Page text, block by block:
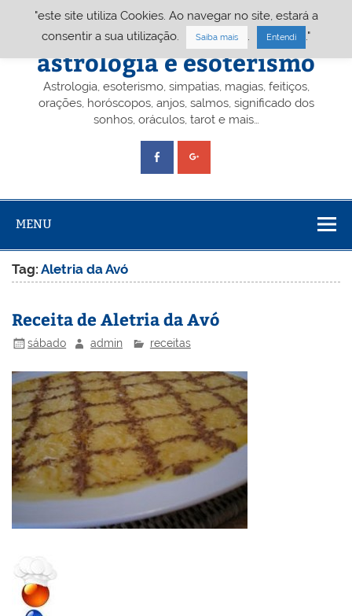
Portal A&E – Portal
astrologia e esoterismo
Astrologia, esoterismo, simpatias, magias, feitiços,
orações, horóscopos, anjos, salmos, significado dos
sonhos, oráculos, tarot e mais…
MENU
Tag:Aletria da Avó
Receita de Aletria da Avó
sábado admin receitas
"este site utiliza Cookies. Ao navegar no site, estará a
consentir a sua utilização.
Saiba mais Entendi ."